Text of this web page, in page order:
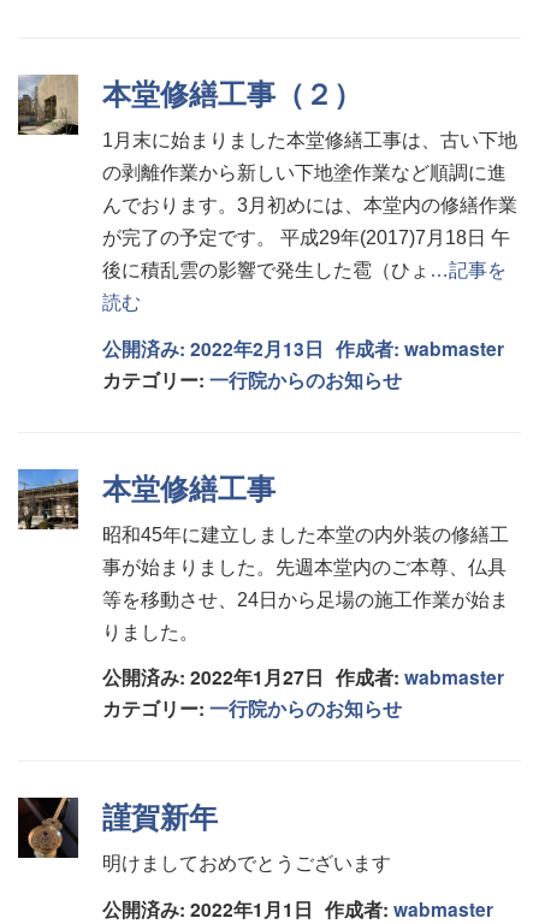
本堂修繕工事（２）
1月末に始まりました本堂修繕工事は、古い下地
の剥離作業から新しい下地塗作業など順調に進
んでおります。3月初めには、本堂内の修繕作業
が完了の予定です。 平成29年(2017)7月18日 午
後に積乱雲の影響で発生した雹（ひょ …記事を
読む
公開済み: 2022年2月13日 作成者: wabmaster
カテゴリー: 一行院からのお知らせ
本堂修繕工事
昭和45年に建立しました本堂の内外装の修繕工
事が始まりました。先週本堂内のご本尊、仏具
等を移動させ、24日から足場の施工作業が始ま
りました。
公開済み: 2022年1月27日 作成者: wabmaster
カテゴリー: 一行院からのお知らせ
謹賀新年
明けましておめでとうございます
公開済み: 2022年1月1日 作成者: wabmaster